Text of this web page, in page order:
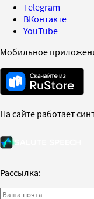
Telegram
ВКонтакте
YouTube
Мобильное
На сайте работает
Рассылка: